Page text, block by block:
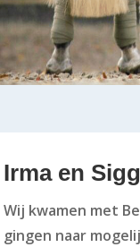
Irma en
Wij kwamen met
gingen naar